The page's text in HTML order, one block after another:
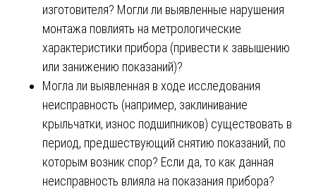
изготовителя? Могли ли выявленные нарушения
монтажа повлиять на метрологические
характеристики прибора (привести к завышению
или занижению показаний)?
Могла ли выявленная в ходе исследования
неисправность (например, заклинивание
крыльчатки, износ подшипников) существовать в
период, предшествующий снятию показаний, по
которым возник спор? Если да, то как данная
неисправность влияла на показания прибора?